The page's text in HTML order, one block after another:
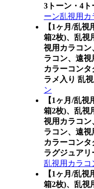
3トーン・4
ーン乱視用カ
【1ヶ月/乱
箱2枚)、乱視
視用カラコン
ラコン、遠視
カラーコン
ラメ入り 乱
ン
【1ヶ月/乱
箱2枚)、乱視
視用カラコン
ラコン、遠視
カラーコン
ラグジュア
乱視用カラコ
【1ヶ月/乱
箱2枚)、乱視